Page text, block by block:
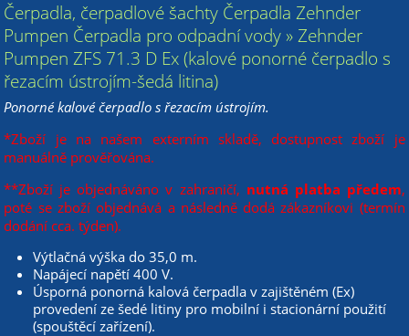
Čerpadla, čerpadlové šachty Čerpadla Zehnder
Pumpen Čerpadla pro odpadní vody » Zehnder
Pumpen ZFS 71.3 D Ex (kalové ponorné čerpadlo s
řezacím ústrojím-šedá litina)
Ponorné kalové čerpadlo s řezacím ústrojím.
*Zboží je na našem externím skladě, dostupnost zboží je
manuálně prověřována.
**Zboží je objednáváno v zahraničí, nutná platba předem,
poté se zboží objednává a následně dodá zákazníkovi (termín
dodání cca. týden).
Výtlačná výška do 35,0 m.
Napájecí napětí 400 V.
Úsporná ponorná kalová čerpadla v zajištěném (Ex)
provedení ze šedé litiny pro mobilní i stacionární použití
(spouštěcí zařízení).